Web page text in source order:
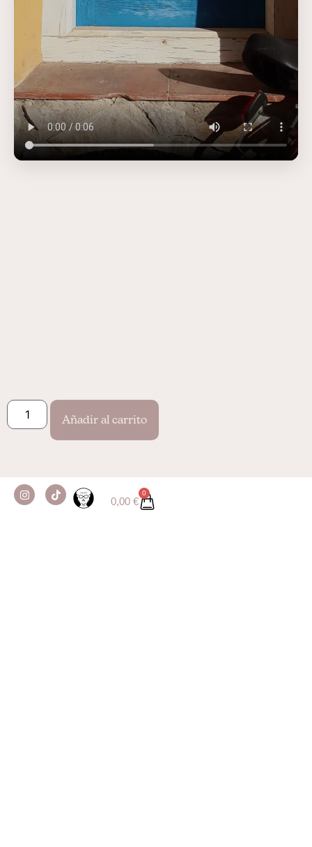
0,00 €
0
Añadir al carrito